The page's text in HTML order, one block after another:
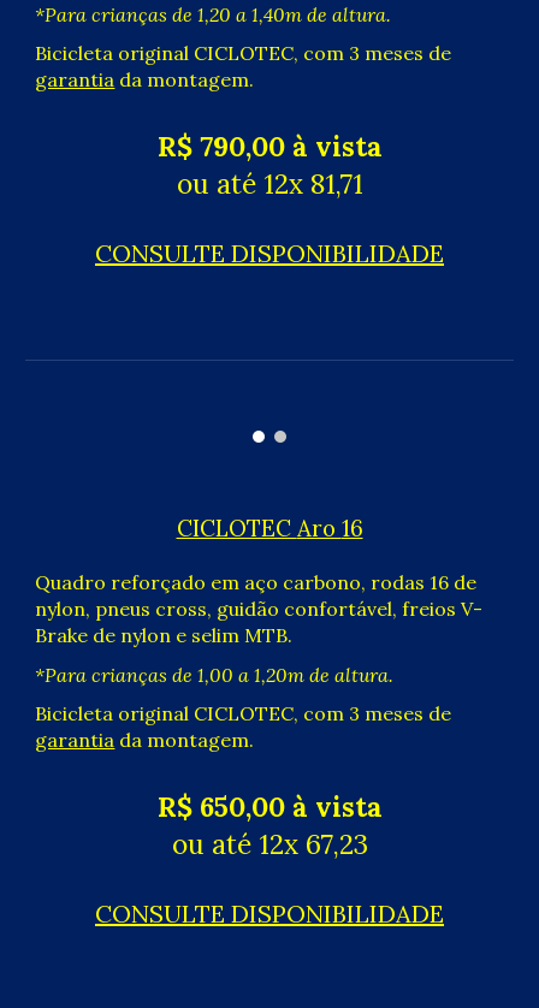
*Para crianças de 1,20 a 1,40m de altura.
Bicicleta original CICLOTEC, com 3 meses de
garantia da montagem.
R$ 790,00 à vista
ou até 12x 81,71
CONSULTE DISPONIBILIDADE
CICLOTEC Aro 16
Quadro reforçado em aço carbono, rodas 16 de
nylon, pneus cross, guidão confortável, freios V-
Brake de nylon e selim MTB.
*Para crianças de 1,00 a 1,20m de altura.
Bicicleta original CICLOTEC, com 3 meses de
garantia da montagem.
R$ 650,00 à vista
ou até 12x 67,23
CONSULTE DISPONIBILIDADE